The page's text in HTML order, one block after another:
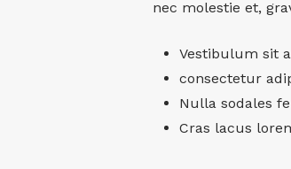
nec molestie et,
Vestibulum sit
consectetur
Nulla sodales
Cras lacus